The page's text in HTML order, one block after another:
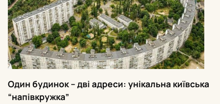
Один будинок – дві адреси: унікальна київська
“напівкружка”